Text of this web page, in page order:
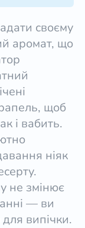
своєму
аромат, що
щоб
і вабить.
ніяк
не змінює
— ви
випічки.